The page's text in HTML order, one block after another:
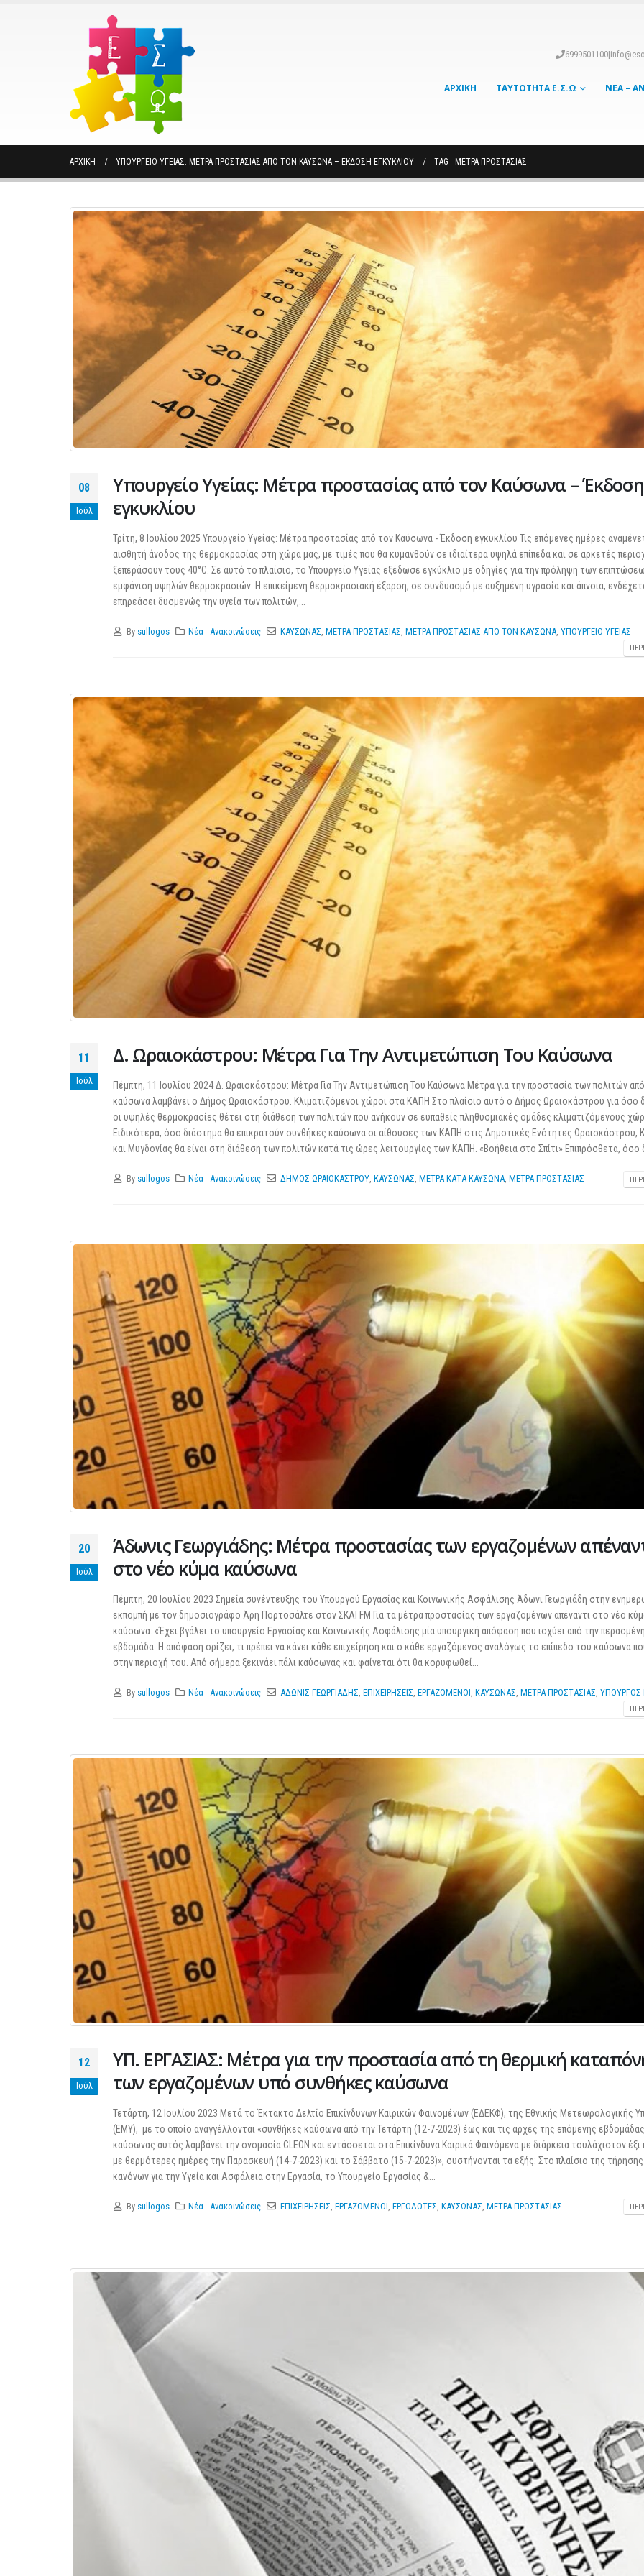
6999501100|
ΑΡΧΙΚΉ ΤΑΥΤΌΤΗΤΑ Ε.Σ.Ω ΝΈΑ –
ΑΡΧΙΚΉ ΥΠΟΥΡΓΕΊΟ ΥΓΕΊΑΣ: ΜΈΤΡΑ ΠΡΟΣΤΑΣΊΑΣ ΑΠΌ ΤΟΝ ΚΑΎΣΩΝΑ – ΈΚΔΟΣΗ ΕΓΚΥΚΛΊΟΥ TAG - ΜΕΤΡΑ ΠΡΟΣΤΑΣΙΑΣ
08
Ιούλ
Υπουργείο Υγείας: Μέτρα προστασίας από τον Καύσωνα – Έκδοση
εγκυκλίου
Τρίτη, 8 Ιουλίου 2025 Υπουργείο Υγείας: Μέτρα προστασίας από τον Καύσωνα - Έκδοση εγκυκλίου Τις επόμενες ημέρες
αισθητή άνοδος της θερμοκρασίας στη χώρα μας, με τιμές που θα κυμανθούν σε ιδιαίτερα υψηλά επίπεδα και σε αρκετές
ξεπεράσουν τους 40°C. Σε αυτό το πλαίσιο, το Υπουργείο Υγείας εξέδωσε εγκύκλιο με οδηγίες για την πρόληψη των
εμφάνιση υψηλών θερμοκρασιών. Η επικείμενη θερμοκρασιακή έξαρση, σε συνδυασμό με αυξημένη υγρασία και άπνοια,
επηρεάσει δυσμενώς την υγεία των πολιτών,...
By sullogos Νέα - Ανακοινώσεις ΚΑΥΣΩΝΑΣ, ΜΕΤΡΑ ΠΡΟΣΤΑΣΙΑΣ, ΜΕΤΡΑ ΠΡΟΣΤΑΣΙΑΣ ΑΠΟ ΤΟΝ ΚΑΥΣΩΝΑ, ΥΠΟΥΡΓΕΙΟ ΥΓΕΙΑΣ
11
Ιούλ
Δ. Ωραιοκάστρου: Μέτρα Για Την Αντιμετώπιση Του Καύσωνα
Πέμπτη, 11 Ιουλίου 2024 Δ. Ωραιοκάστρου: Μέτρα Για Την Αντιμετώπιση Του Καύσωνα Μέτρα για την προστασία των πολιτών
καύσωνα λαμβάνει ο Δήμος Ωραιοκάστρου. Κλιματιζόμενοι χώροι στα ΚΑΠΗ Στο πλαίσιο αυτό ο Δήμος Ωραιοκάστρου για όσο
οι υψηλές θερμοκρασίες θέτει στη διάθεση των πολιτών που ανήκουν σε ευπαθείς πληθυσμιακές ομάδες κλιματιζόμενους
Ειδικότερα, όσο διάστημα θα επικρατούν συνθήκες καύσωνα οι αίθουσες των ΚΑΠΗ στις Δημοτικές Ενότητες Ωραιοκάστρου,
και Μυγδονίας θα είναι στη διάθεση των πολιτών κατά τις ώρες λειτουργίας των ΚΑΠΗ. «Βοήθεια στο Σπίτι» Επιπρόσθετα, όσο
By sullogos Νέα - Ανακοινώσεις ΔΗΜΟΣ ΩΡΑΙΟΚΑΣΤΡΟΥ, ΚΑΥΣΩΝΑΣ, ΜΕΤΡΑ ΚΑΤΑ ΚΑΥΣΩΝΑ, ΜΕΤΡΑ ΠΡΟΣΤΑΣΙΑΣ
20
Ιούλ
Άδωνις Γεωργιάδης: Μέτρα προστασίας των εργαζομένων
στο νέο κύμα καύσωνα
Πέμπτη, 20 Ιουλίου 2023 Σημεία συνέντευξης του Υπουργού Εργασίας και Κοινωνικής Ασφάλισης Άδωνι Γεωργιάδη στην
εκπομπή με τον δημοσιογράφο Άρη Πορτοσάλτε στον ΣΚΑΙ FM Για τα μέτρα προστασίας των εργαζομένων απέναντι στο νέο
καύσωνα: «Έχει βγάλει το υπουργείο Εργασίας και Κοινωνικής Ασφάλισης μία υπουργική απόφαση που ισχύει από την περασμένη
εβδομάδα. Η απόφαση ορίζει, τι πρέπει να κάνει κάθε επιχείρηση και ο κάθε εργαζόμενος αναλόγως το επίπεδο του καύσωνα
στην περιοχή του. Από σήμερα ξεκινάει πάλι καύσωνας και φαίνεται ότι θα κορυφωθεί...
By sullogos Νέα - Ανακοινώσεις ΑΔΩΝΙΣ ΓΕΩΡΓΙΑΔΗΣ, ΕΠΙΧΕΙΡΗΣΕΙΣ, ΕΡΓΑΖΟΜΕΝΟΙ, ΚΑΥΣΩΝΑΣ, ΜΕΤΡΑ ΠΡΟΣΤΑΣΙΑΣ, ΥΠΟΥΡΓΟΣ
12
Ιούλ
ΥΠ. ΕΡΓΑΣΙΑΣ: Μέτρα για την προστασία από τη θερμική
των εργαζομένων υπό συνθήκες καύσωνα
Τετάρτη, 12 Ιουλίου 2023 Μετά το Έκτακτο Δελτίο Επικίνδυνων Καιρικών Φαινομένων (ΕΔΕΚΦ), της Εθνικής Μετεωρολογικής
(ΕΜΥ), με το οποίο αναγγέλλονται «συνθήκες καύσωνα από την Τετάρτη (12-7-2023) έως και τις αρχές της επόμενης
καύσωνας αυτός λαμβάνει την ονομασία CLEON και εντάσσεται στα Επικίνδυνα Καιρικά Φαινόμενα με διάρκεια τουλάχιστον
με θερμότερες ημέρες την Παρασκευή (14-7-2023) και το Σάββατο (15-7-2023)», συστήνονται τα εξής: Στο πλαίσιο της
κανόνων για την Υγεία και Ασφάλεια στην Εργασία, το Υπουργείο Εργασίας &...
By sullogos Νέα - Ανακοινώσεις ΕΠΙΧΕΙΡΗΣΕΙΣ ΕΡΓΑΖΟΜΕΝΟΙ ΕΡΓΟΔΟΤΕΣ ΚΑΥΣΩΝΑΣ ΜΕΤΡΑ ΠΡΟΣΤΑΣΙΑΣ
Διερεύνηση Απόψεων για την
οδού Λ. Δημοκρατίας
16 Μαρτίου 2026
αυτόματη αντιστοίχιση
4 Μαρτίου 2026
Χειμερινές Εκπτώσεις 2026:
3 Μαρτίου 2026
Σε λειτουργία το νέο
για την υποστήριξη
εμπορικών
Παράταση της
έναρξης της
τιμολόγησης
26 Φεβρουαρίου 2026
φόρου για
επιχειρήσεις
25 Φεβρουαρίου 2026